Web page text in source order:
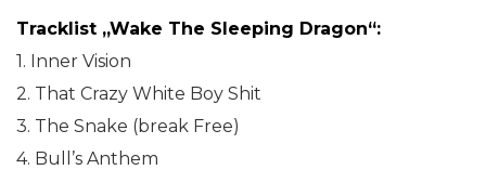
Tracklist „Wake The Sleeping Dragon“:
1. Inner Vision
2. That Crazy White Boy Shit
3. The Snake (break Free)
4. Bull’s Anthem